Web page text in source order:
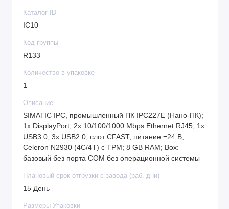
Каталог ID
IC10
Код группы
R133
Количество в упаковке
1
Описание
SIMATIC IPC, промышленный ПК IPC227E (Нано-ПК);
1x DisplayPort; 2x 10/100/1000 Mbps Ethernet RJ45; 1x
USB3.0, 3x USB2.0; слот CFAST; питание =24 В,
Celeron N2930 (4C/4T) с TPM; 8 GB RAM; Box:
базовый без порта COM без операционной системы
Плановый срок отгрузки с завода (раб. дни)
15 День
Размеры Упаковки